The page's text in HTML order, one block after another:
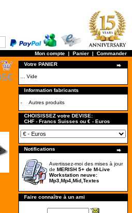
Mon compte | Panier | Commander
Votre PANIER
... Vide
Information fabricants
- Autres produits
CHOISISSEZ votre DEVISE:
CHF - Francs Suisses ou € - Euros
Notifications
Avertissez-moi des mises à jour
de MERISH 5+ de M-Live
Workstation neuve:
Mp3,Mp4,Mid,Textes
Faire connaître à un ami